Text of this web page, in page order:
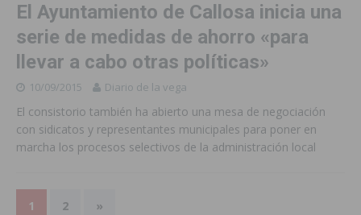
El Ayuntamiento de Callosa inicia una
serie de medidas de ahorro «para
llevar a cabo otras políticas»
10/09/2015 Diario de la vega
El consistorio también ha abierto una mesa de negociación
con sidicatos y representantes municipales para poner en
marcha los procesos selectivos de la administración local
1 2 »